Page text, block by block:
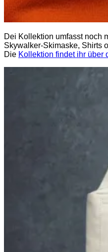
Dei Kollektion umfasst noch
Skywalker-Skimaske, Shirts
Die Kollektion findet ihr über